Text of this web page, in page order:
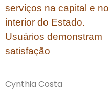
serviços na capital e no
interior do Estado.
Usuários demonstram
satisfação
Cynthia Costa